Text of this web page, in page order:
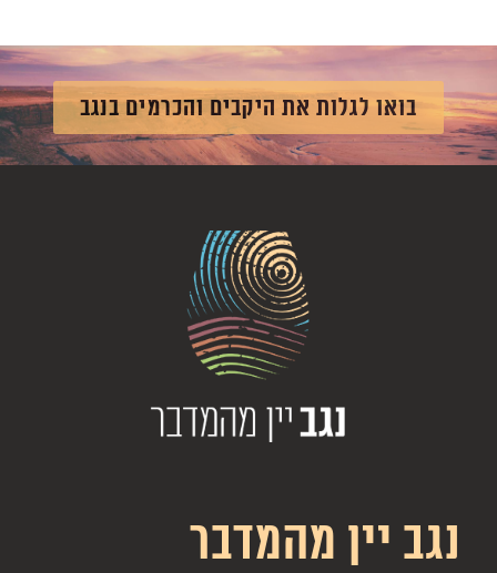
בואו לגלות את היקבים והכרמים בנגב
נגב יין מהמדבר